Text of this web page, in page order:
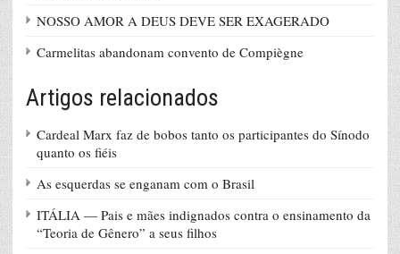
NOSSO AMOR A DEUS DEVE SER EXAGERADO
Carmelitas abandonam convento de Compiègne
Artigos relacionados
Cardeal Marx faz de bobos tanto os participantes do Sínodo
quanto os fiéis
As esquerdas se enganam com o Brasil
ITÁLIA — Pais e mães indignados contra o ensinamento da
“Teoria de Gênero” a seus filhos